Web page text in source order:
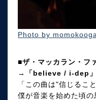
Photo by
■ザ・マッカラン・フ
→「believe / i-dep」
「この曲は"信じるこ
僕が音楽を始めた頃